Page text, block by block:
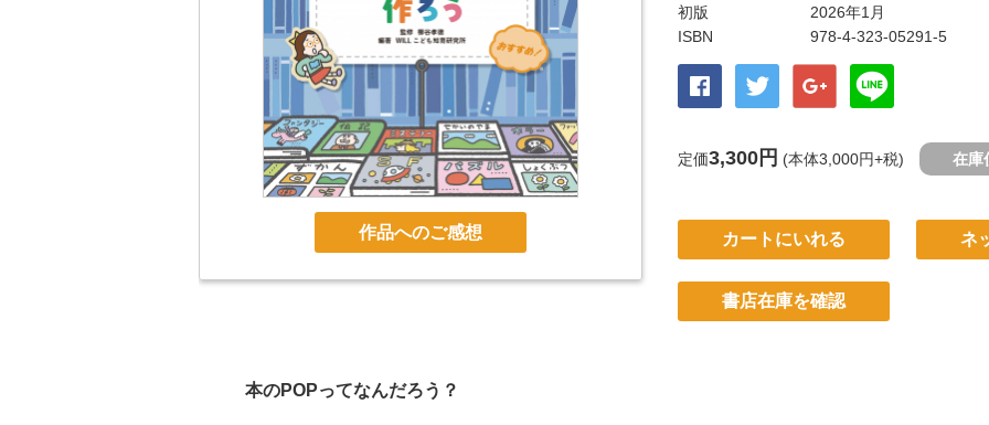
作品へのご感想
初版
2026年1月
ISBN
978-4-323-05291-5
定価3,300円 (本体3,000円+税) 在庫
カートにいれる ネ
書店在庫を確認
本のPOPってなんだろう？